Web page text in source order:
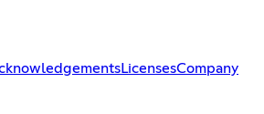
LicensesCompany